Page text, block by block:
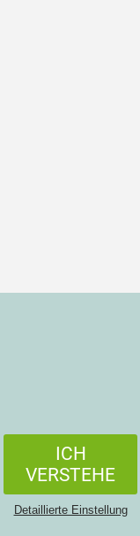
ICH
VERSTEHE
Detaillierte Einstellung